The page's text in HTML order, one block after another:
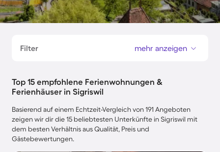
Filter mehr anzeigen
Top 15 empfohlene Ferienwohnungen &
Ferienhäuser in Sigriswil
Basierend auf einem Echtzeit-Vergleich von 191 Angeboten
zeigen wir dir die 15 beliebtesten Unterkünfte in Sigriswil mit
dem besten Verhältnis aus Qualität, Preis und
Gästebewertungen.